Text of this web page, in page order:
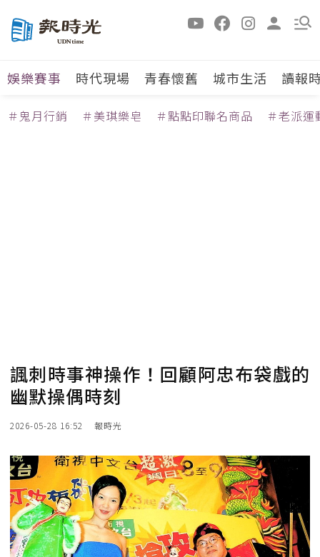
娛樂賽事 時代現場 青春懷舊 城市生活 讀報
＃鬼月行銷 ＃美琪樂皂 ＃點點印聯名商品 ＃老派運
諷刺時事神操作！回顧阿忠布袋戲的
幽默操偶時刻
2026-05-28 16:52 報時光